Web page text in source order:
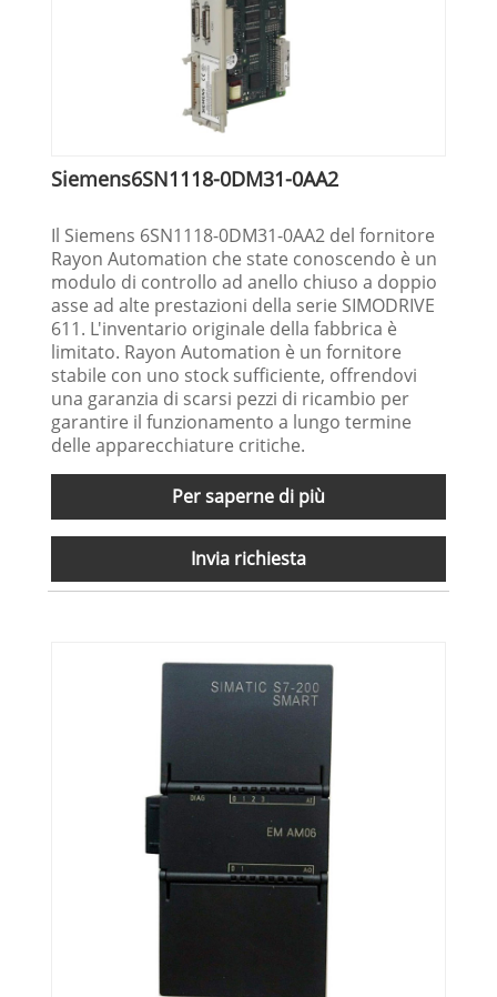
Siemens6SN1118-0DM31-0AA2
Il Siemens 6SN1118-0DM31-0AA2 del fornitore
Rayon Automation che state conoscendo è un
modulo di controllo ad anello chiuso a doppio
asse ad alte prestazioni della serie SIMODRIVE
611. L'inventario originale della fabbrica è
limitato. Rayon Automation è un fornitore
stabile con uno stock sufficiente, offrendovi
una garanzia di scarsi pezzi di ricambio per
garantire il funzionamento a lungo termine
delle apparecchiature critiche.
Per saperne di più
Invia richiesta